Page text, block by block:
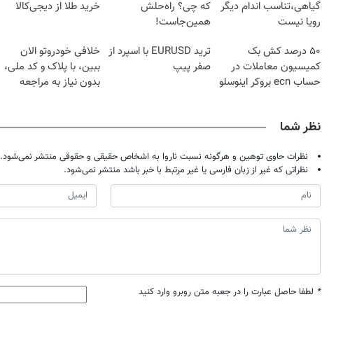
گیاهی،تناسب اندام دیگر
رویا نیست
که چی؟ راه‌حلش
همین‌جاست!
خرید طلا از دیجی‌کالا
۵۰ درصد کش بک
کمیسیون معاملات در
حساب ecn بروکر اینوسلو
ترید EURUSD با اسپرد از
صفر پیپ
خلافی خودروتو الان
ببین، با پلاک و کد ملی،
بدون نیاز به مراجعه
نظر شما
نظرات حاوی توهین و هرگونه نسبت ناروا به اشخاص حقیقی و حقوقی منتشر نمی‌شود.
نظراتی که غیر از زبان فارسی یا غیر مرتبط با خبر باشد منتشر نمی‌شود.
* لطفا حاصل عبارت را در جعبه متن روبرو وارد کنید